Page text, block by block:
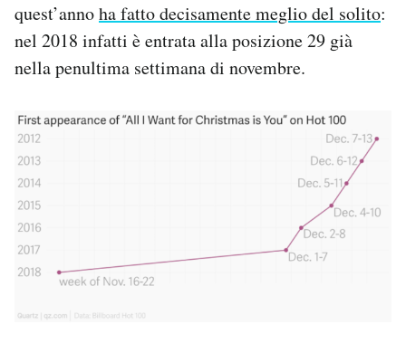
quest’annoha fatto decisamente meglio del solito:
nel 2018 infatti è entrata alla posizione 29 già
nella penultima settimana di novembre.